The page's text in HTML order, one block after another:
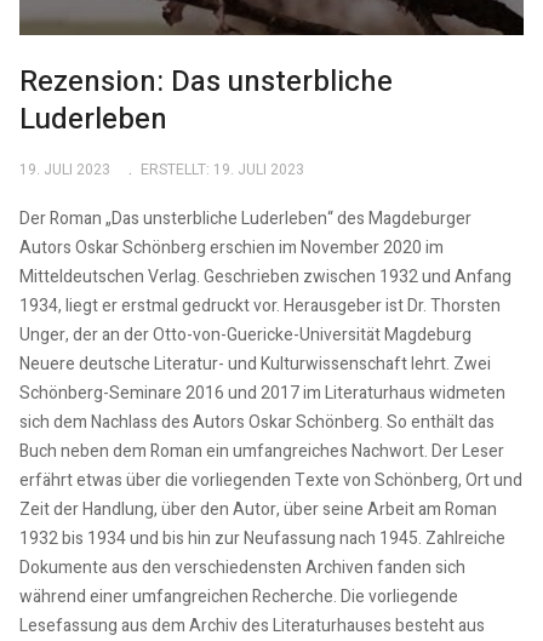
Rezension: Das unsterbliche
Luderleben
19. JULI 2023 ERSTELLT: 19. JULI 2023
Der Roman „Das unsterbliche Luderleben“ des Magdeburger
Autors Oskar Schönberg erschien im November 2020 im
Mitteldeutschen Verlag. Geschrieben zwischen 1932 und Anfang
1934, liegt er erstmal gedruckt vor. Herausgeber ist Dr. Thorsten
Unger, der an der Otto-von-Guericke-Universität Magdeburg
Neuere deutsche Literatur- und Kulturwissenschaft lehrt. Zwei
Schönberg-Seminare 2016 und 2017 im Literaturhaus widmeten
sich dem Nachlass des Autors Oskar Schönberg. So enthält das
Buch neben dem Roman ein umfangreiches Nachwort. Der Leser
erfährt etwas über die vorliegenden Texte von Schönberg, Ort und
Zeit der Handlung, über den Autor, über seine Arbeit am Roman
1932 bis 1934 und bis hin zur Neufassung nach 1945. Zahlreiche
Dokumente aus den verschiedensten Archiven fanden sich
während einer umfangreichen Recherche. Die vorliegende
Lesefassung aus dem Archiv des Literaturhauses besteht aus